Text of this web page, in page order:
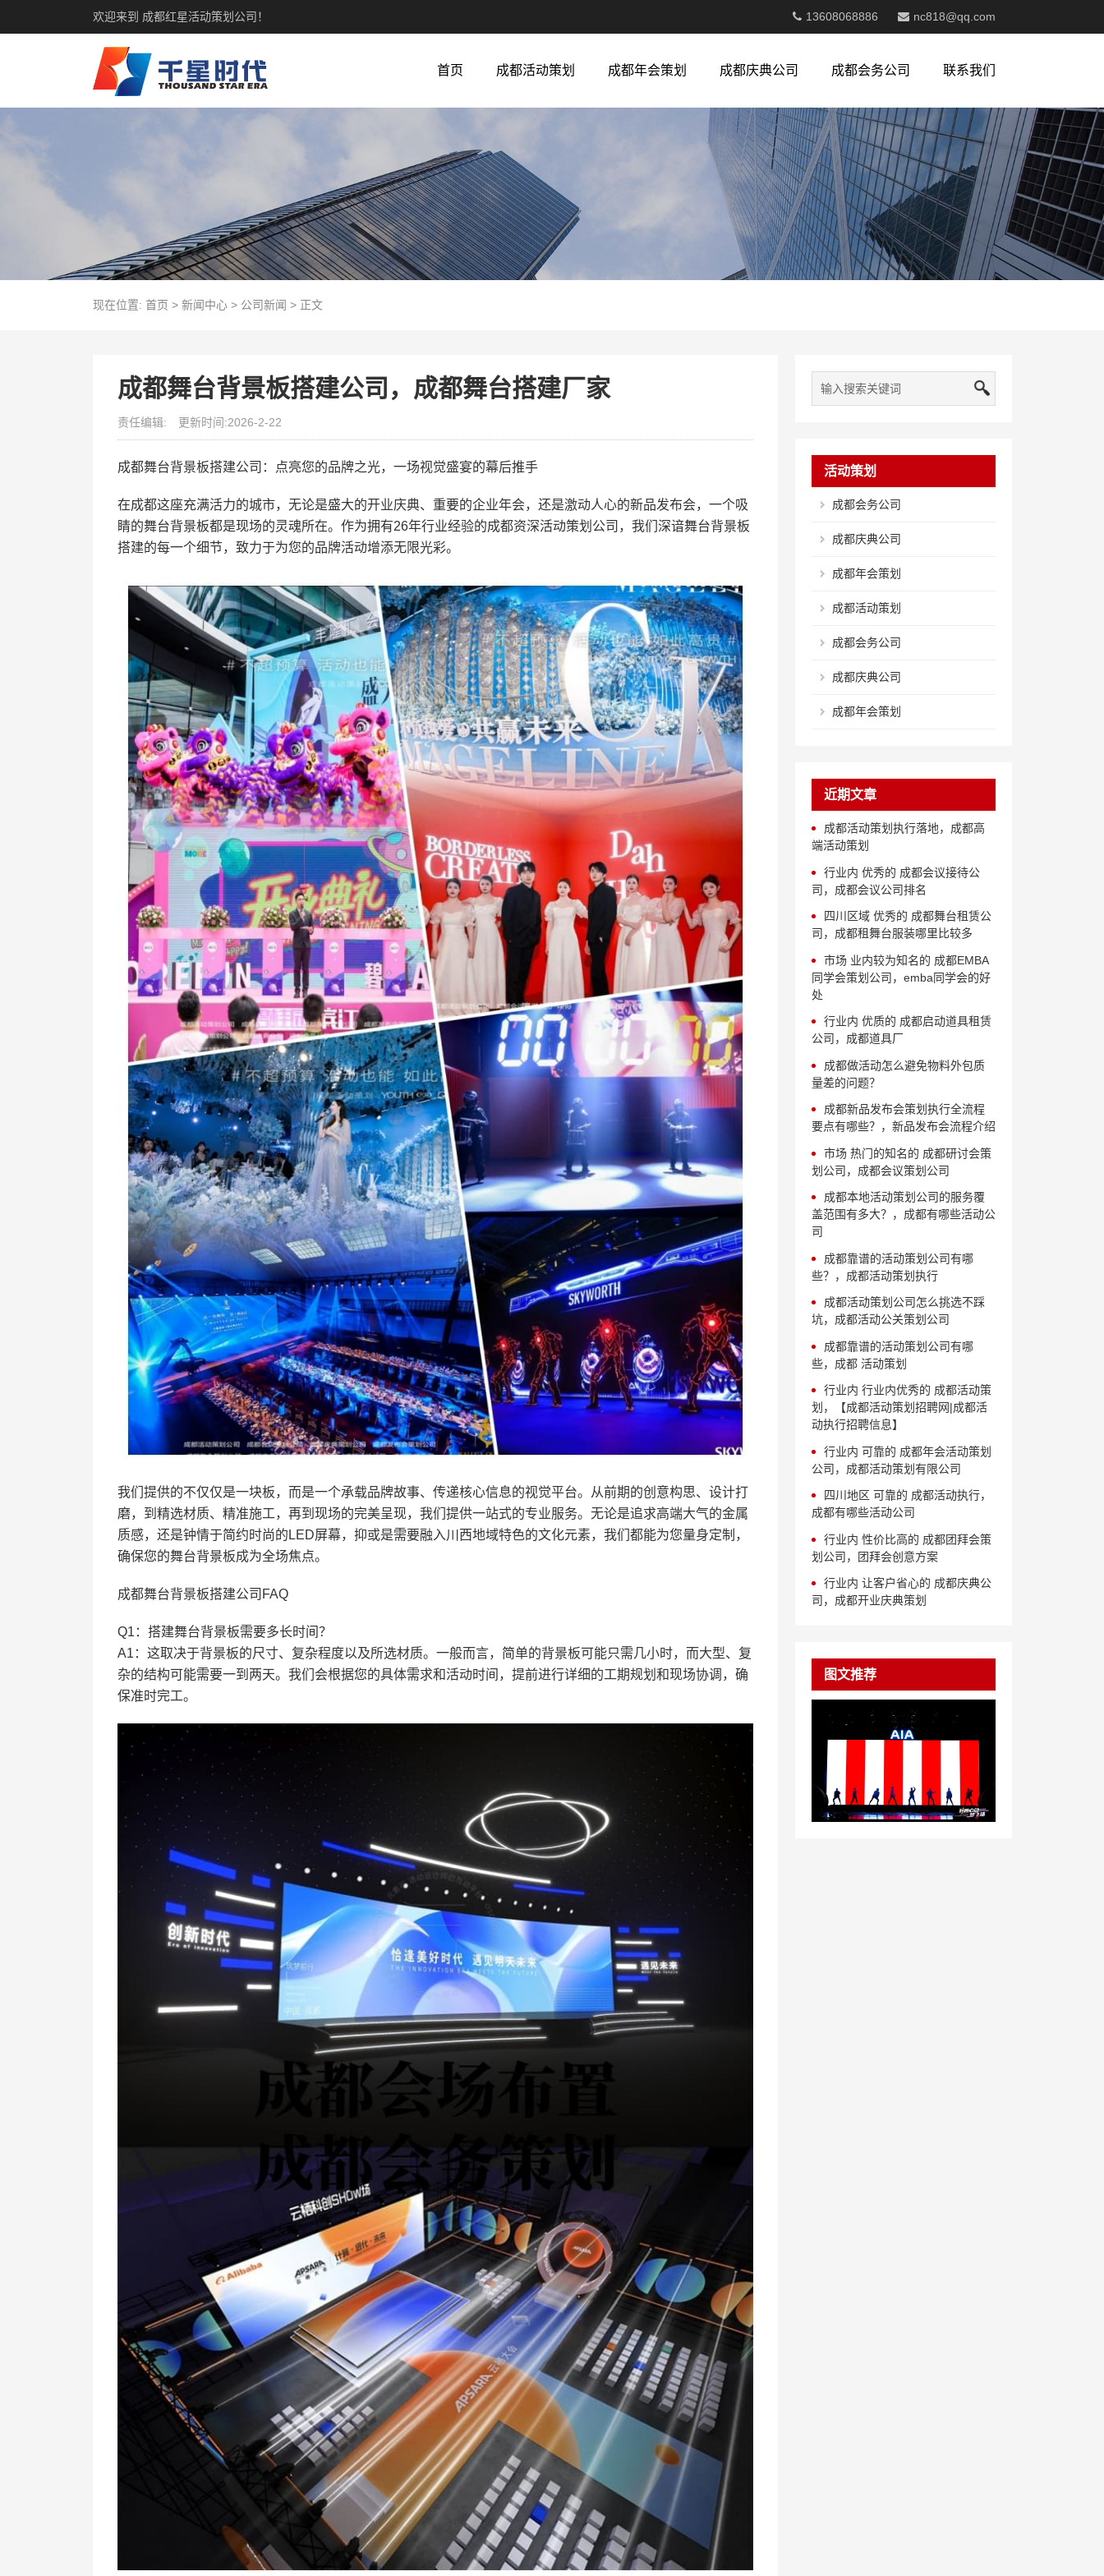
欢迎来到 成都红星活动策划公司！ 13608068886 nc818@qq.com
首页 成都活动策划 成都年会策划 成都庆典公司 成都会务公司 联系我们
现在位置: 首页 > 新闻中心> 公司新闻 > 正文
成都舞台背景板搭建公司，成都舞台搭建厂家
责任编辑: 更新时间:2026-2-22
成都舞台背景板搭建公司：点亮您的品牌之光，一场视觉盛宴的幕后推手
在成都这座充满活力的城市，无论是盛大的开业庆典、重要的企业年会，还是激动人心的新品发布会，一个吸
睛的舞台背景板都是现场的灵魂所在。作为拥有26年行业经验的成都资深活动策划公司，我们深谙舞台背景板
搭建的每一个细节，致力于为您的品牌活动增添无限光彩。
我们提供的不仅仅是一块板，而是一个承载品牌故事、传递核心信息的视觉平台。从前期的创意构思、设计打
磨，到精选材质、精准施工，再到现场的完美呈现，我们提供一站式的专业服务。无论是追求高端大气的金属
质感，还是钟情于简约时尚的LED屏幕，抑或是需要融入川西地域特色的文化元素，我们都能为您量身定制，
确保您的舞台背景板成为全场焦点。
成都舞台背景板搭建公司FAQ
Q1：搭建舞台背景板需要多长时间？
A1：这取决于背景板的尺寸、复杂程度以及所选材质。一般而言，简单的背景板可能只需几小时，而大型、复
杂的结构可能需要一到两天。我们会根据您的具体需求和活动时间，提前进行详细的工期规划和现场协调，确
保准时完工。
活动策划
成都会务公司
成都庆典公司
成都年会策划
成都活动策划
成都会务公司
成都庆典公司
成都年会策划
近期文章
成都活动策划执行落地，成都高
端活动策划
行业内 优秀的 成都会议接待公
司，成都会议公司排名
四川区域 优秀的 成都舞台租赁公
司，成都租舞台服装哪里比较多
市场 业内较为知名的 成都EMBA
同学会策划公司，emba同学会的好
处
行业内 优质的 成都启动道具租赁
公司，成都道具厂
成都做活动怎么避免物料外包质
量差的问题？
成都新品发布会策划执行全流程
要点有哪些？，新品发布会流程介绍
市场 热门的知名的 成都研讨会策
划公司，成都会议策划公司
成都本地活动策划公司的服务覆
盖范围有多大？，成都有哪些活动公
司
成都靠谱的活动策划公司有哪
些？，成都活动策划执行
成都活动策划公司怎么挑选不踩
坑，成都活动公关策划公司
成都靠谱的活动策划公司有哪
些，成都 活动策划
行业内 行业内优秀的 成都活动策
划，【成都活动策划招聘网|成都活
动执行招聘信息】
行业内 可靠的 成都年会活动策划
公司，成都活动策划有限公司
四川地区 可靠的 成都活动执行，
成都有哪些活动公司
行业内 性价比高的 成都团拜会策
划公司，团拜会创意方案
行业内 让客户省心的 成都庆典公
司，成都开业庆典策划
图文推荐